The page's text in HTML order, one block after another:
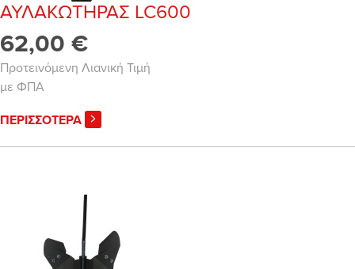
ΑΥΛΑΚΩΤΗΡΑΣ LC600
62,00 €
Προτεινόμενη Λιανική Τιμή
με ΦΠΑ
ΠΕΡΙΣΣΟΤΕΡΑ